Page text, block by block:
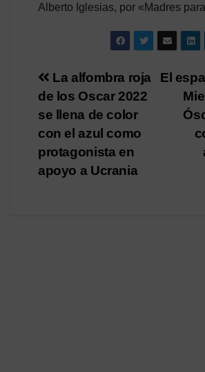
Alberto Iglesias, por «Madres
Navegación
de
entradas
El
La alfombra roja
de los Oscar 2022
se llena de color
con el azul como
protagonista en
apoyo a Ucrania